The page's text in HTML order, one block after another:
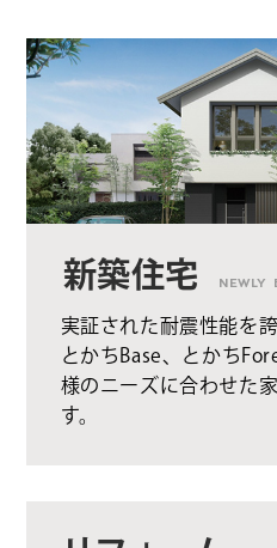
新築住宅 NEWLY
実証された耐震性能を
とかちBase、とかち
様のニーズに合わせた
す。